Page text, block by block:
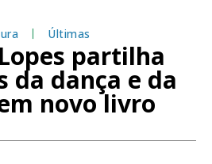
Últimas
partilha
da dança e da
novo livro